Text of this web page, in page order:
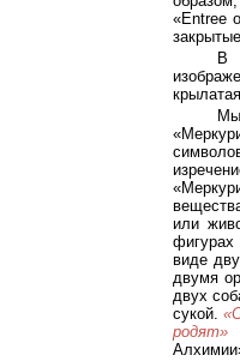
«Entree
В
или
фигурах
виде
двумя
двух
сукой.
родят»